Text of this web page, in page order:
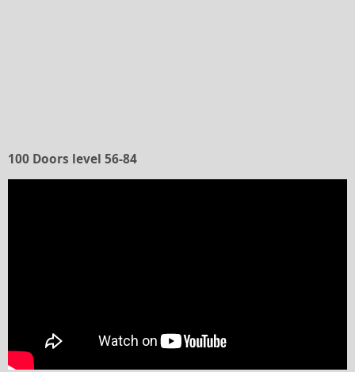
100 Doors level 56-84